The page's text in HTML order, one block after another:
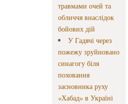
травмами очей та
обличчя внаслідок
бойових дій
У Гадячі через
пожежу зруйновано
синагогу біля
поховання
засновника руху
«Хабад» в Україні